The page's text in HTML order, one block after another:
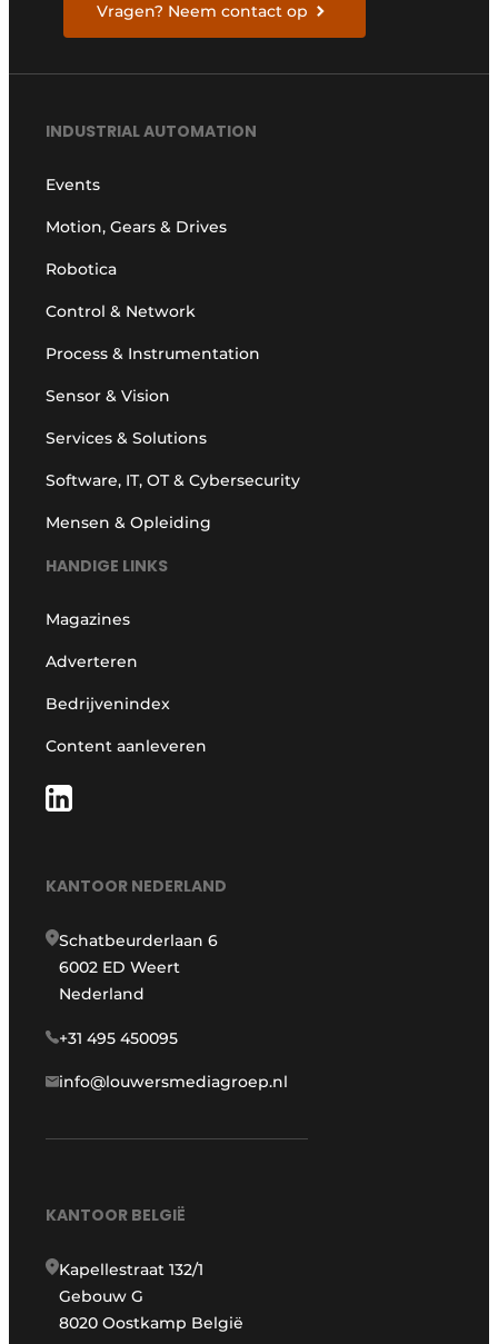
Vragen? Neem contact op
INDUSTRIAL AUTOMATION
Events
Motion, Gears & Drives
Robotica
Control & Network
Process & Instrumentation
Sensor & Vision
Services & Solutions
Software, IT, OT & Cybersecurity
Mensen & Opleiding
HANDIGE LINKS
Magazines
Adverteren
Bedrijvenindex
Content aanleveren
KANTOOR NEDERLAND
Schatbeurderlaan 6
6002 ED Weert
Nederland
+31 495 450095
info@louwersmediagroep.nl
KANTOOR BELGIË
Kapellestraat 132/1
Gebouw G
8020 Oostkamp België